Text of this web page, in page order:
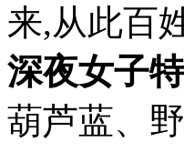
来,从此百
深夜女子
葫芦蓝、